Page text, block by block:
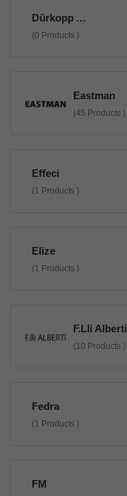
Dürkopp Adler
(0 Products )
Eastman
(45 Products )
Effeci
(1 Products )
Elize
(1 Products )
F.lli Alberti
(10 Products )
Fedra
(1 Products )
FM